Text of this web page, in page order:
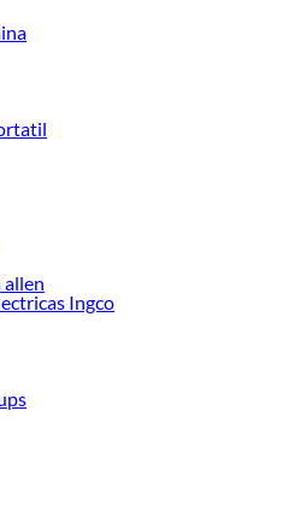
de decoración, estamos aquí para hacer
todo lo que tenemos para ofrecerte en
Mesas de living en Sodimac
de calidad para tus proyectos y
todo lo que tenemos para
de Mesas de living en Sodimac.
de renovación y decoración.
allen
Ingco